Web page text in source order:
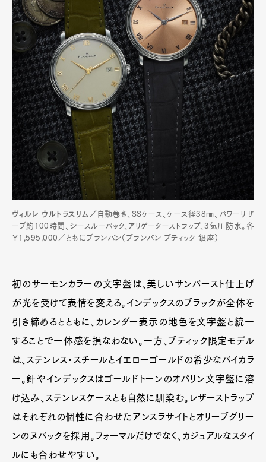
ヴィルレ ウルトラスリム／ 自動巻き、SSケース、ケース径38㎜、パワーリザ
ーブ約100時間、シースルーバック、アリゲーターストラップ、3気圧防水。各
￥1,595,000／ともにブランパン（ブランパン ブティック 銀座）
初のサーモンカラーの文字盤は、美しいサンバースト仕上げ
が光を受けて表情を変える。インデックスのブラックが全体を
引き締めるとともに、カレンダー表示の地色を文字盤と統一
することで一体感を損なわない。一方、ブティック限定モデル
は、ステンレス・スチールとイエローゴールドの希少なバイカラ
ー。針やインデックスはゴールドトーンのオパリン文字盤に溶
け込み、ステンレスケースとも自然に馴染む。レザーストラップ
はそれぞれの個性に合わせたアンスラサイトとオリーブグリー
ンのヌバックを採用。フォーマルだけでなく、カジュアルなスタイ
ルにも合わせやすい。